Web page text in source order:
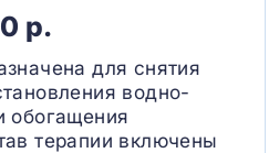
р.
для снятия
водно-
обогащения
терапии включены